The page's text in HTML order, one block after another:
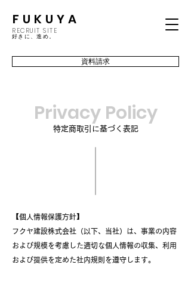
FUKUYA
RECRUIT SITE
​好きに、進め。
資料請求
Privacy Policy
特定商取引に基づく表記
【個人情報保護方針】
フクヤ建設株式会社（以下、当社）は、事業の内容
および規模を考慮した適切な個人情報の収集、利用
および提供を定めた社内規則を遵守します。